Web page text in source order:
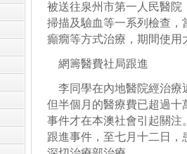
被送往泉州市第一人民醫
掃描及驗血等一系列檢查，
癲癇等方式治療，期間使用
網籌醫費社局跟進
李同學在內地醫院經治療
但半個月的醫療費已超過
事件才在本澳社會引起關
跟進事件，至七月十二日